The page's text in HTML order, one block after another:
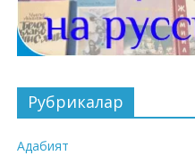
Рубрикалар
Адабият